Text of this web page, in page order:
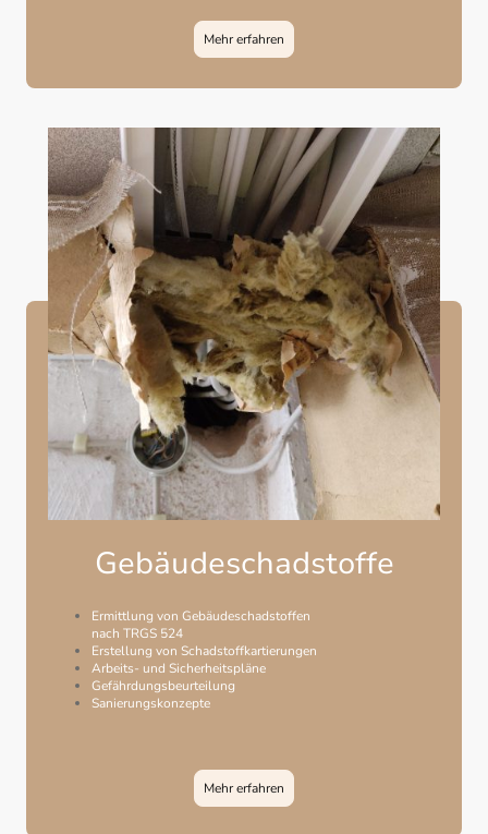
Mehr erfahren
Gebäudeschadstoffe
Ermittlung von Gebäudeschadstoffen
nach TRGS 524
Erstellung von Schadstoffkartierungen
Arbeits- und Sicherheitspläne
Gefährdungsbeurteilung
Sanierungskonzepte
Mehr erfahren